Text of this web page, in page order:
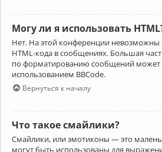
Могу ли я использовать
Нет. На этой конференции невозможны
HTML-кода в сообщениях. Большая
по форматированию сообщений может
использованием BBCode.
Вернуться к началу
Что такое смайлики?
Смайлики, или эмотиконы — это
могут быть использованы для